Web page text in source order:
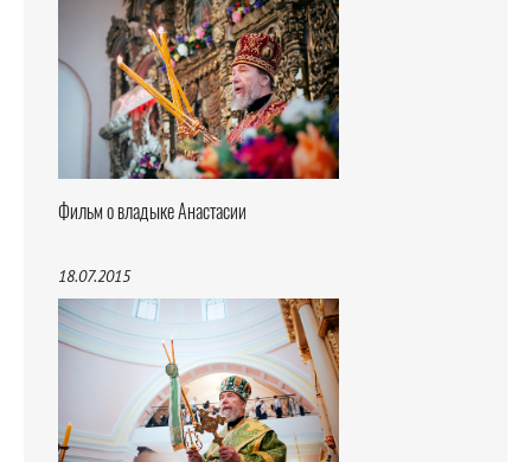
Фильм о владыке Анастасии
18.07.2015